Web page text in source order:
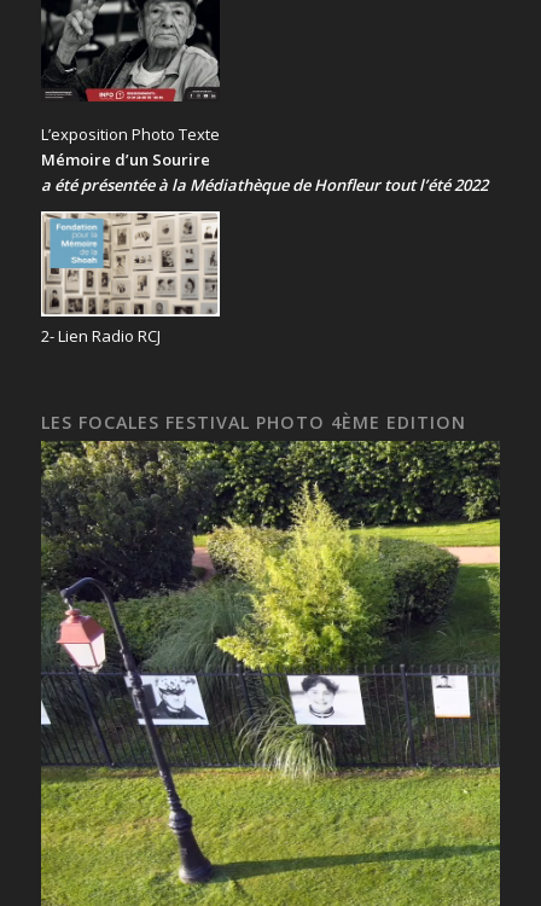
L’exposition Photo Texte
Mémoire d’un Sourire
a été présentéeà la Médiathèque de Honfleur tout l’été 2022
2- Lien Radio RCJ
LES FOCALES FESTIVAL PHOTO 4ÈME EDITION